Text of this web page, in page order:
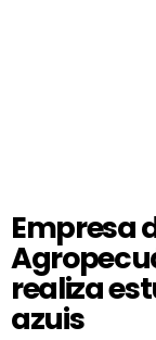
Empresa
realiza
azuis